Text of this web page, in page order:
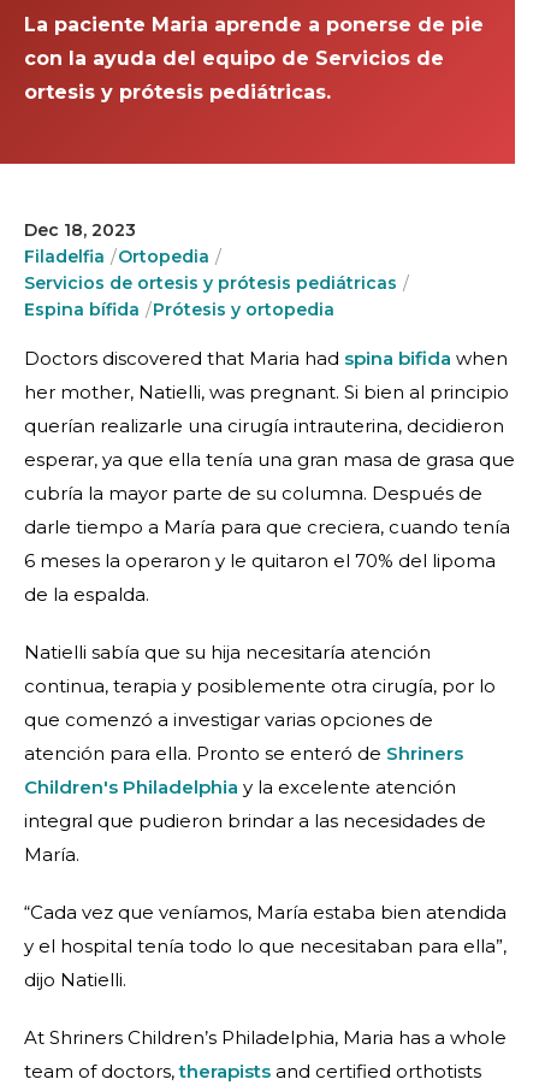
La paciente Maria aprende a ponerse de pie
con la ayuda del equipo de Servicios de
ortesis y prótesis pediátricas.
Dec 18, 2023
Filadelfia
Ortopedia
Servicios de ortesis y prótesis pediátricas
Espina bífida
Prótesis y ortopedia
Doctors discovered that Maria had spina bifida when
her mother, Natielli, was pregnant. Si bien al principio
querían realizarle una cirugía intrauterina, decidieron
esperar, ya que ella tenía una gran masa de grasa que
cubría la mayor parte de su columna. Después de
darle tiempo a María para que creciera, cuando tenía
6 meses la operaron y le quitaron el 70% del lipoma
de la espalda.
Natielli sabía que su hija necesitaría atención
continua, terapia y posiblemente otra cirugía, por lo
que comenzó a investigar varias opciones de
atención para ella. Pronto se enteró de Shriners
Children's Philadelphia y la excelente atención
integral que pudieron brindar a las necesidades de
María.
“Cada vez que veníamos, María estaba bien atendida
y el hospital tenía todo lo que necesitaban para ella”,
dijo Natielli.
At Shriners Children’s Philadelphia, Maria has a whole
team of doctors,therapists and certified orthotists